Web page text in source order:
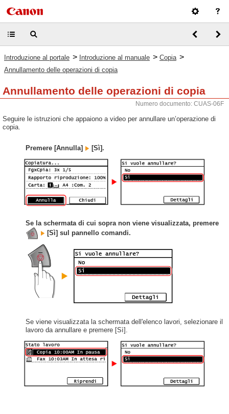
Introduzione al portale > Introduzione al manuale > Copia >
Annullamento delle operazioni di copia
Annullamento delle operazioni di copia
Numero documento: CUAS-06F
Seguire le istruzioni che appaiono a video per annullare un’operazione di
copia.
Premere [Annulla] [Sì].
Se la schermata di cui sopra non viene visualizzata, premere
[Sì] sul pannello comandi.
Se viene visualizzata la schermata dell'elenco lavori, selezionare il
lavoro da annullare e premere [Sì].